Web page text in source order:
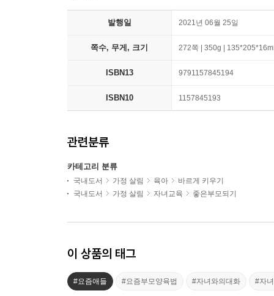
발행일 2021년 06월 25일
쪽수, 무게, 크기 272쪽 | 350g |
ISBN13 9791157845194
ISBN10 1157845193
관련분류
카테고리 분류
국내도서 가정 살림 육아
바르게 키우기
국내도서
가정 살림 자녀교육 좋은부모되기
이 상품의 태그
#요즘애들 #요즘부모양육법 #자녀와의대화 #자